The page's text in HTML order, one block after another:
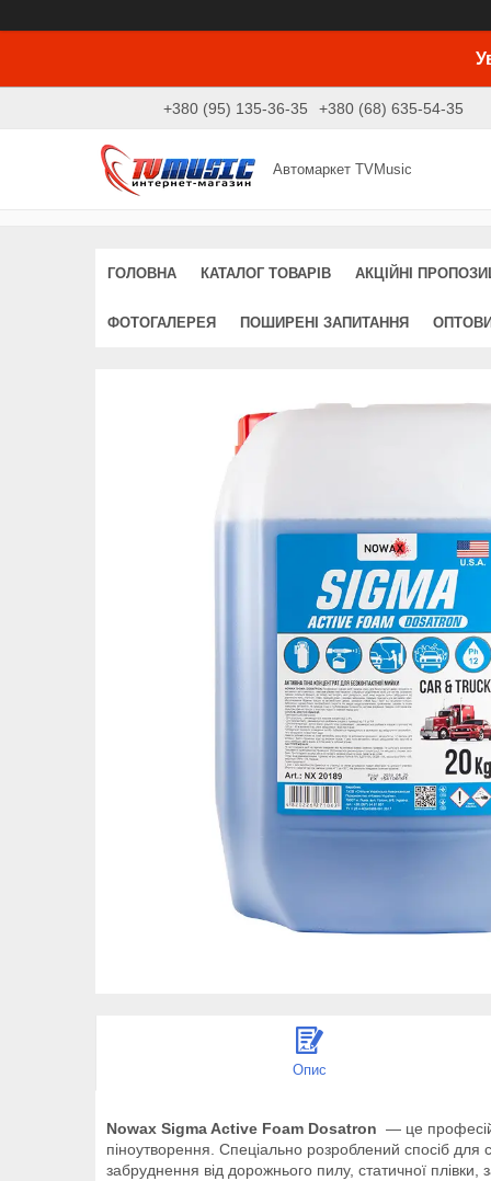
+380 (95) 135-36-35 +380 (68) 635-54-35
Автомаркет TVMusic
ГОЛОВНА КАТАЛОГ ТОВАРІВ АКЦІЙНІ
ФОТОГАЛЕРЕЯ ПОШИРЕНІ ЗАПИТАННЯ
Опис
Nowax Sigma Active Foam Dosatron — це
піноутворення. Спеціально розроблений спосіб для
забруднення від дорожнього пилу, статичної